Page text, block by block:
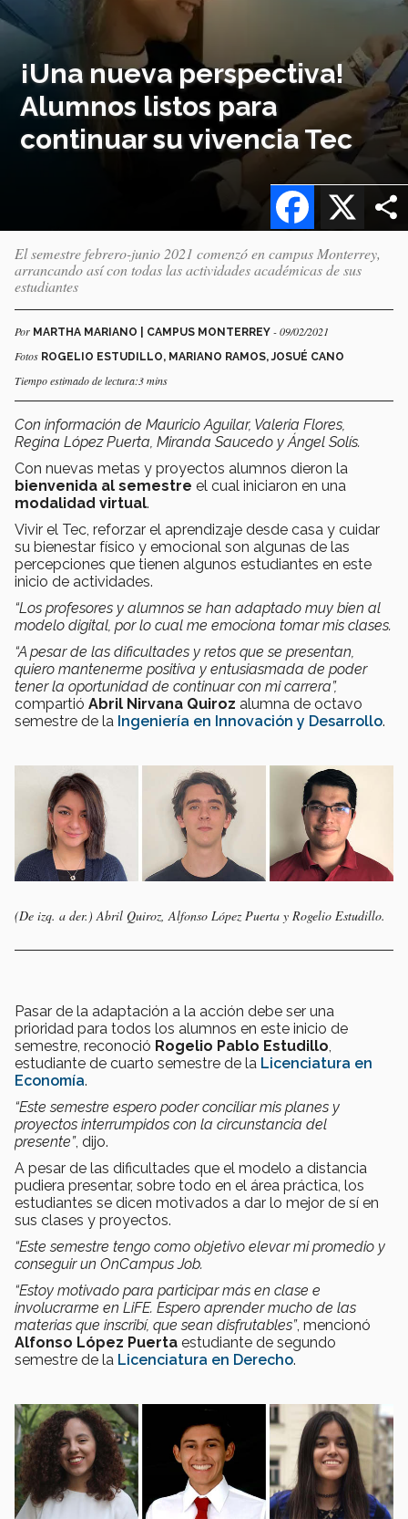
¡Una nueva perspectiva!
Alumnos listos para
continuar su vivencia Tec
X
Facebook
El semestre febrero-junio 2021 comenzó en campus Monterrey,
arrancando así con todas las actividades académicas de sus
estudiantes
Por MARTHA MARIANO | CAMPUS MONTERREY - 09/02/2021
Fotos ROGELIO ESTUDILLO, MARIANO RAMOS, JOSUÉ CANO
Tiempo estimado de lectura:3 mins
Con información de Mauricio Aguilar, Valeria Flores,
Regina López Puerta, Miranda Saucedo y Ángel Solís.
Con nuevas metas y proyectos alumnos dieron la
bienvenida al semestre el cual iniciaron en una
modalidad virtual.
Vivir el Tec, reforzar el aprendizaje desde casa y cuidar
su bienestar físico y emocional son algunas de las
percepciones que tienen algunos estudiantes en este
inicio de actividades.
“Los profesores y alumnos se han adaptado muy bien al
modelo digital, por lo cual me emociona tomar mis clases.
“A pesar de las dificultades y retos que se presentan,
quiero mantenerme positiva y entusiasmada de poder
tener la oportunidad de continuar con mi carrera”,
compartió Abril Nirvana Quiroz alumna de octavo
semestre de la Ingeniería en Innovación y Desarrollo.
(De izq. a der.) Abril Quiroz, Alfonso López Puerta y Rogelio Estudillo.
Pasar de la adaptación a la acción debe ser una
prioridad para todos los alumnos en este inicio de
semestre, reconoció Rogelio Pablo Estudillo
estudiante de cuarto semestre de la Licenciatura en
Economía.
“Este semestre espero poder conciliar mis planes y
proyectos interrumpidos con la circunstancia del
presente”, dijo.
A pesar de las dificultades que el modelo a distancia
pudiera presentar, sobre todo en el área práctica, los
estudiantes se dicen motivados a dar lo mejor de sí en
sus clases y proyectos.
“Este semestre tengo como objetivo elevar mi promedio y
conseguir un OnCampus Job.
“Estoy motivado para participar más en clase e
involucrarme en LiFE. Espero aprender mucho de las
materias que inscribí, que sean disfrutables”, mencionó
Alfonso López Puerta estudiante de segundo
semestre de la Licenciatura en Derecho.